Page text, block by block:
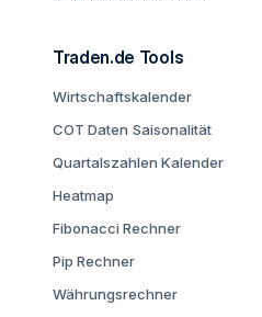
Traden.de Tools
Wirtschaftskalender
COT Daten Saisonalität
Quartalszahlen Kalender
Heatmap
Fibonacci Rechner
Pip Rechner
Währungsrechner